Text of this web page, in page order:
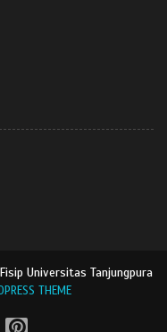
Universitas Tanjungpura
THEME